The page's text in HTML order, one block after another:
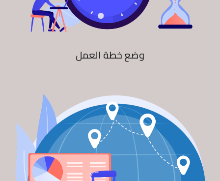
وضع خطة العمل